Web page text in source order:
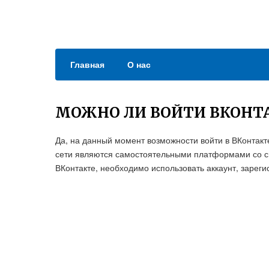
Главная О нас
МОЖНО ЛИ ВОЙТИ
Да, на данный момент возможности войти в
сети являются самостоятельными платформами со
ВКонтакте, необходимо использовать аккаунт,